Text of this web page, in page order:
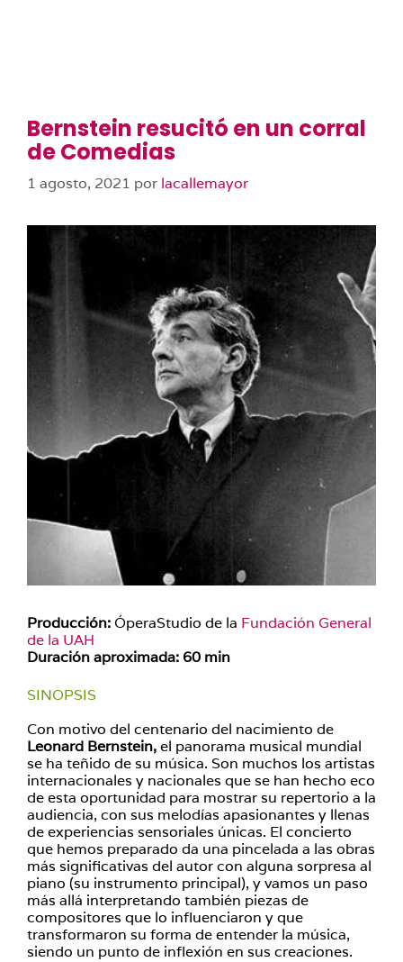
Bernstein resucitó en un corral
de Comedias
1 agosto, 2021 por lacallemayor
Producción:ÓperaStudio de la Fundación General
de la UAH
Duración aproximada: 60 min
SINOPSIS
Con motivo del centenario del nacimiento de
Leonard Bernstein,el panorama musical mundial
se ha teñido de su música. Son muchos los artistas
internacionales y nacionales que se han hecho eco
de esta oportunidad para mostrar su repertorio a la
audiencia, con sus melodías apasionantes y llenas
de experiencias sensoriales únicas. El concierto
que hemos preparado da una pincelada a las obras
más significativas del autor con alguna sorpresa al
piano (su instrumento principal), y vamos un paso
más allá interpretando también piezas de
compositores que lo influenciaron y que
transformaron su forma de entender la música,
siendo un punto de inflexión en sus creaciones.